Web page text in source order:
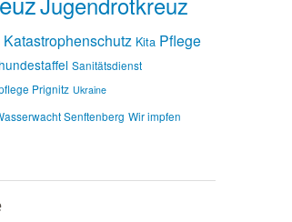
Katastrophenschutz Kita Pflege
Sanitätsdienst
Prignitz Ukraine
Senftenberg Wir impfen